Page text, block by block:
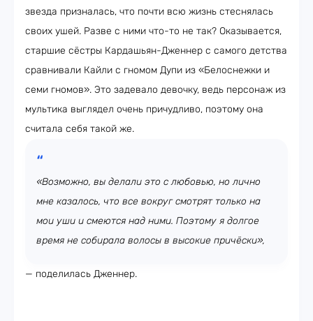
звезда призналась, что почти всю жизнь стеснялась
своих ушей. Разве с ними что-то не так? Оказывается,
старшие сёстры Кардашьян-Дженнер с самого детства
сравнивали Кайли с гномом Дупи из «Белоснежки и
семи гномов». Это задевало девочку, ведь персонаж из
мультика выглядел очень причудливо, поэтому она
считала себя такой же.
«Возможно, вы делали это с любовью, но лично
мне казалось, что все вокруг смотрят только на
мои уши и смеются над ними. Поэтому я долгое
время не собирала волосы в высокие причёски»,
— поделилась Дженнер.